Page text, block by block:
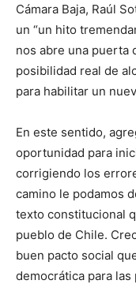
Cámara Baja, Raúl
un “un hito
nos abre una puerta
posibilidad real de
para habilitar un
En este sentido,
oportunidad para
corrigiendo los
camino le podamos
texto constitucional
pueblo de Chile.
buen pacto social
democrática para